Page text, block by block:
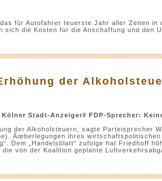
für Autofahrer teuerste Jahr aller Zeiten in
sich die Kosten für die Anschaffung und den
der
Stadt-Anzeiger# FDP-Sprecher:
der Alkoholsteuern, sagte Parteisprecher
Ãœberlegungen ihres
Dem „Handelsblatt“ zufolge hat Friedhoff
von der Koalition geplante